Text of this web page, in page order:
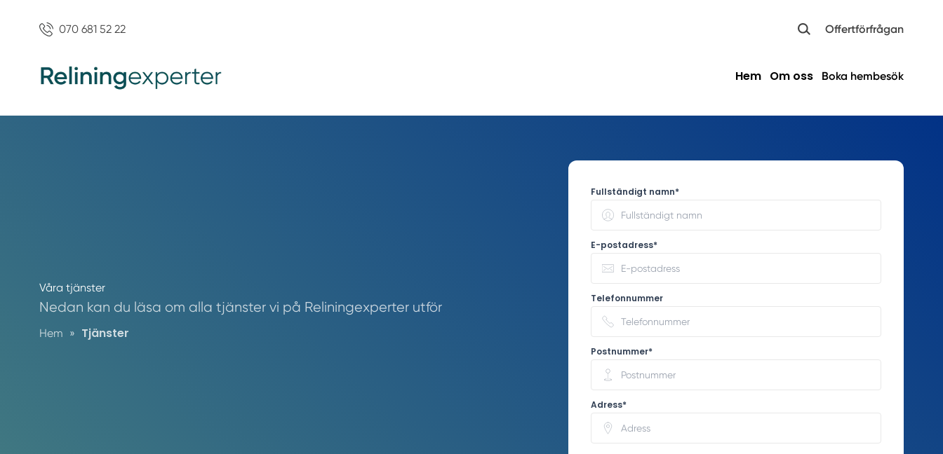
070 681 52 22 Offertförfrågan
Hem Om oss Boka hembesök
Våra tjänster
Nedan kan du läsa om alla tjänster vi på Reliningexperter utför
Hem » Tjänster
Fullständigt namn*
E-postadress*
Telefonnummer
Postnummer*
Adress*